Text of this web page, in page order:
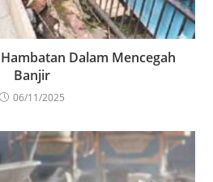
Dalam Mencegah
Banjir
06/11/2025